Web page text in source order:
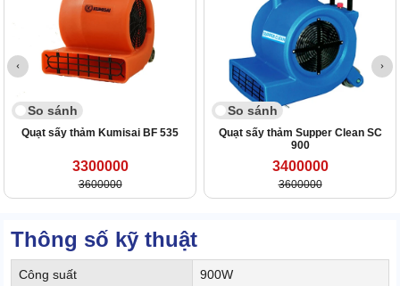
So sánh
Quạt sấy thảm Kumisai BF 535
3300000
3600000
So sánh
Quạt sấy thảm Supper Clean SC
900
3400000
3600000
Thông số kỹ thuật
Công suất 900W